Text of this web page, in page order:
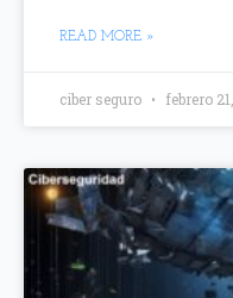
READ MORE »
ciber seguro febrero